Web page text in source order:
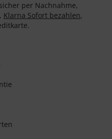
per Nachnahme,
Klarna Sofort bezahlen,